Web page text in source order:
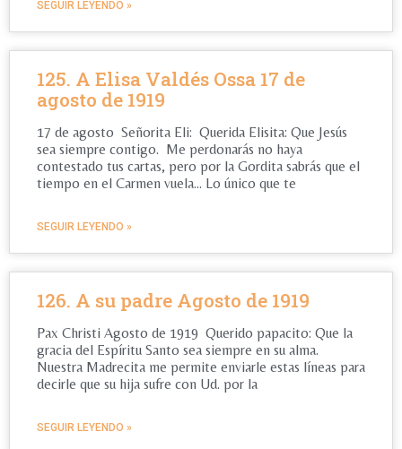
SEGUIR LEYENDO »
125. A Elisa Valdés Ossa 17 de
agosto de 1919
17 de agosto Señorita Eli: Querida Elisita: Que Jesús
sea siempre contigo. Me perdonarás no haya
contestado tus cartas, pero por la Gordita sabrás que el
tiempo en el Carmen vuela… Lo único que te
SEGUIR LEYENDO »
126. A su padre Agosto de 1919
Pax Christi Agosto de 1919 Querido papacito: Que la
gracia del Espíritu Santo sea siempre en su alma.
Nuestra Madrecita me permite enviarle estas líneas para
decirle que su hija sufre con Ud. por la
SEGUIR LEYENDO »